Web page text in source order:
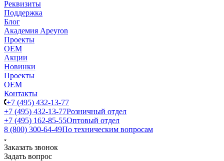
Реквизиты
Поддержка
Блог
Академия Apeyron
Проекты
ОЕМ
Акции
Новинки
Проекты
ОЕМ
Контакты
+7 (495) 432-13-77
+7 (495) 432-13-77Розничный отдел
+7 (495) 162-85-55Оптовый отдел
8 (800) 300-64-49По техническим вопросам
Заказать звонок
Задать вопрос